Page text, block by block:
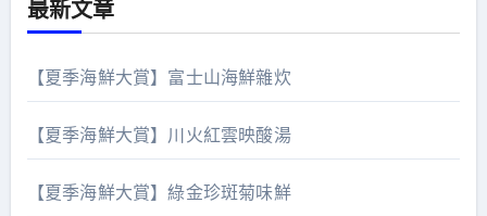
最新文章
【夏季海鮮大賞】富士山海鮮雜炊
【夏季海鮮大賞】川火紅雲映酸湯
【夏季海鮮大賞】綠金珍斑菊味鮮